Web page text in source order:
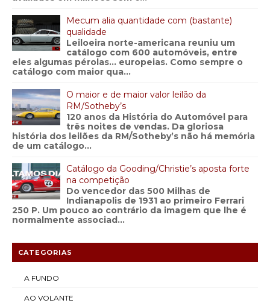
Mecum alia quantidade com (bastante)
qualidade
Leiloeira norte-americana reuniu um
catálogo com 600 automóveis, entre
eles algumas pérolas… europeias. Como sempre o
catálogo com maior qua...
O maior e de maior valor leilão da
RM/Sotheby’s
120 anos da História do Automóvel para
três noites de vendas. Da gloriosa
história dos leilões da RM/Sotheby’s não há memória
de um catálogo...
Catálogo da Gooding/Christie’s aposta forte
na competição
Do vencedor das 500 Milhas de
Indianapolis de 1931 ao primeiro Ferrari
250 P. Um pouco ao contrário da imagem que lhe é
normalmente associad...
CATEGORIAS
A FUNDO
AO VOLANTE